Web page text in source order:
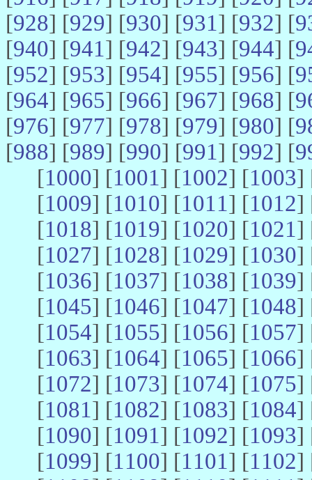
[928] [929] [930] [931] [932] [
[940] [941] [942] [943] [944] [
[952] [953] [954] [955] [956] [
[964] [965] [966] [967] [968] [
[976] [977] [978] [979] [980] [
[988] [989] [990] [991] [992] [
[1000] [1001] [1002] [1003]
[1009] [1010] [1011] [1012]
[1018] [1019] [1020] [1021]
[1027] [1028] [1029] [1030]
[1036] [1037] [1038] [1039]
[1045] [1046] [1047] [1048]
[1054] [1055] [1056] [1057]
[1063] [1064] [1065] [1066]
[1072] [1073] [1074] [1075]
[1081] [1082] [1083] [1084]
[1090] [1091] [1092] [1093]
[1099] [1100] [1101] [1102]